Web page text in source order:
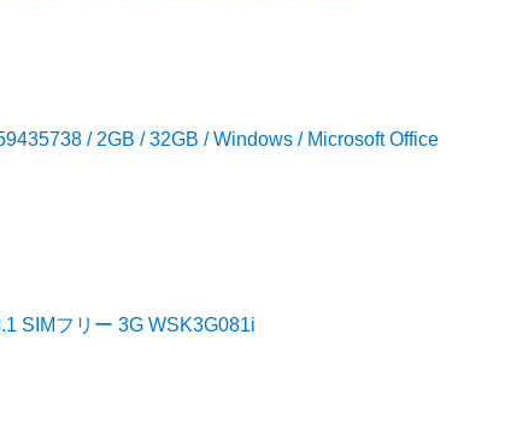
/ 2GB / 32GB / Windows / Microsoft Office
SIMフリー 3G WSK3G081i